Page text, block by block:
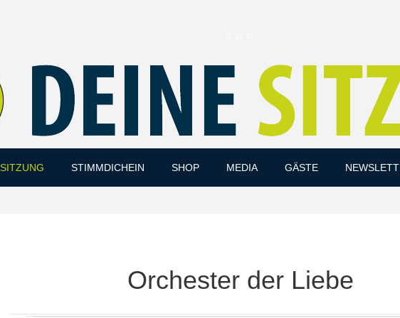
SITZUNG STIMMDICHEIN SHOP MEDIA GÄSTE
Orchester der Liebe